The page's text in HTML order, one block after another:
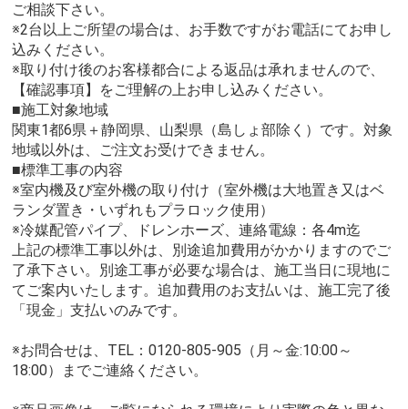
ご相談下さい。
※2台以上ご所望の場合は、お手数ですがお電話にてお申し
込みください。
※取り付け後のお客様都合による返品は承れませんので、
【確認事項】をご理解の上お申し込みください。
■施工対象地域
関東1都6県＋静岡県、山梨県（島しょ部除く）です。対象
地域以外は、ご注文お受けできません。
■標準工事の内容
※室内機及び室外機の取り付け（室外機は大地置き又はベ
ランダ置き・いずれもプラロック使用）
※冷媒配管パイプ、ドレンホーズ、連絡電線：各4m迄
上記の標準工事以外は、別途追加費用がかかりますのでご
了承下さい。別途工事が必要な場合は、施工当日に現地に
てご案内いたします。追加費用のお支払いは、施工完了後
「現金」支払いのみです。
※お問合せは、TEL：0120-805-905（月～金:10:00～
18:00）までご連絡ください。